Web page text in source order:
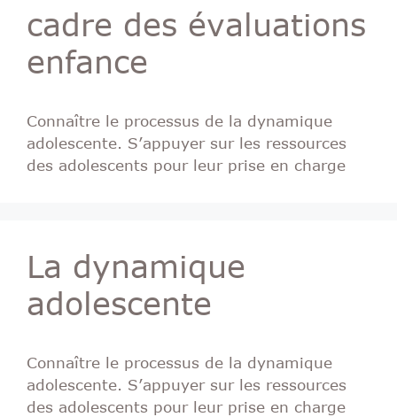
cadre des évaluations
enfance
Connaître le processus de la dynamique
adolescente. S’appuyer sur les ressources
des adolescents pour leur prise en charge
La dynamique
adolescente
Connaître le processus de la dynamique
adolescente. S’appuyer sur les ressources
des adolescents pour leur prise en charge